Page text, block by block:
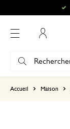
Accueil Maison